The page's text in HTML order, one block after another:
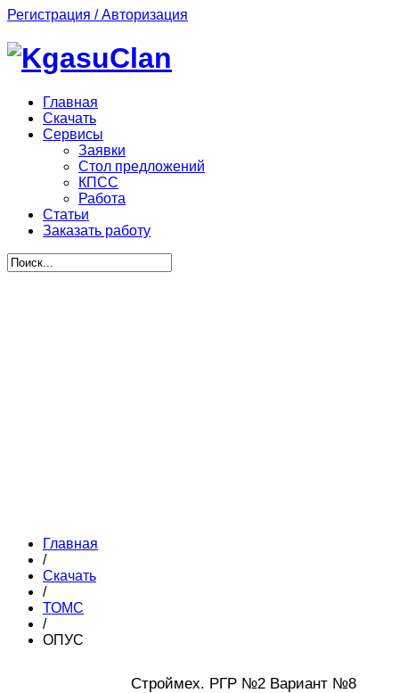
Регистрация / Авторизация
Главная
Скачать
Сервисы
Заявки
Стол предложений
КПСС
Работа
Статьи
Заказать работу
Главная
/
Скачать
/
ТОМС
/
ОПУС
Строймех. РГР №2 Вариант №8